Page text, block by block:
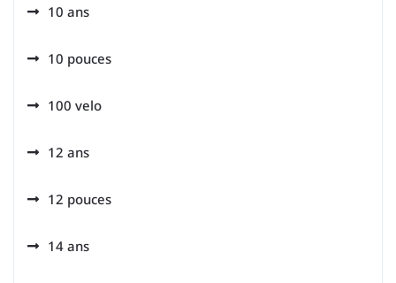
10 ans
10 pouces
100 velo
12 ans
12 pouces
14 ans